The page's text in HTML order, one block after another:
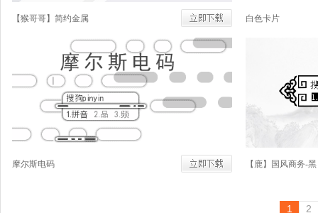
【猴哥哥】简约金属 白色卡片
摩尔斯电码 【鹿】国风商务-黑
1 2